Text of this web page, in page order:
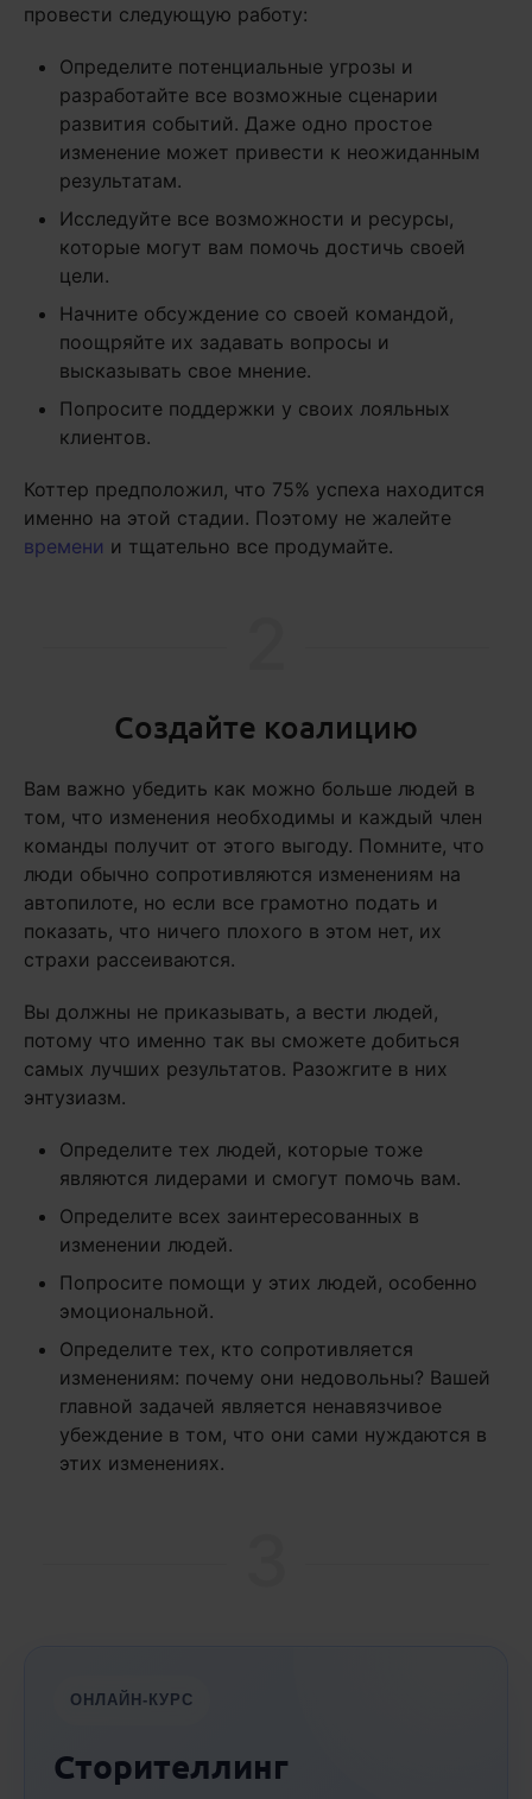
провести следующую работу:
Определите потенциальные угрозы и
разработайте все возможные сценарии
развития событий. Даже одно простое
изменение может привести к неожиданным
результатам.
Исследуйте все возможности и ресурсы,
которые могут вам помочь достичь своей
цели.
Начните обсуждение со своей командой,
поощряйте их задавать вопросы и
высказывать свое мнение.
Попросите поддержки у своих лояльных
клиентов.
Коттер предположил, что 75% успеха находится
именно на этой стадии. Поэтому не жалейте
времени и тщательно все продумайте.
Создайте коалицию
Вам важно убедить как можно больше людей в
том, что изменения необходимы и каждый член
команды получит от этого выгоду. Помните, что
люди обычно сопротивляются изменениям на
автопилоте, но если все грамотно подать и
показать, что ничего плохого в этом нет, их
страхи рассеиваются.
Вы должны не приказывать, а вести людей,
потому что именно так вы сможете добиться
самых лучших результатов. Разожгите в них
энтузиазм.
Определите тех людей, которые тоже
являются лидерами и смогут помочь вам.
Определите всех заинтересованных в
изменении людей.
Попросите помощи у этих людей, особенно
эмоциональной.
Определите тех, кто сопротивляется
изменениям: почему они недовольны? Вашей
главной задачей является ненавязчивое
убеждение в том, что они сами нуждаются в
этих изменениях.
ОНЛАЙН-КУРС
Сторителлинг